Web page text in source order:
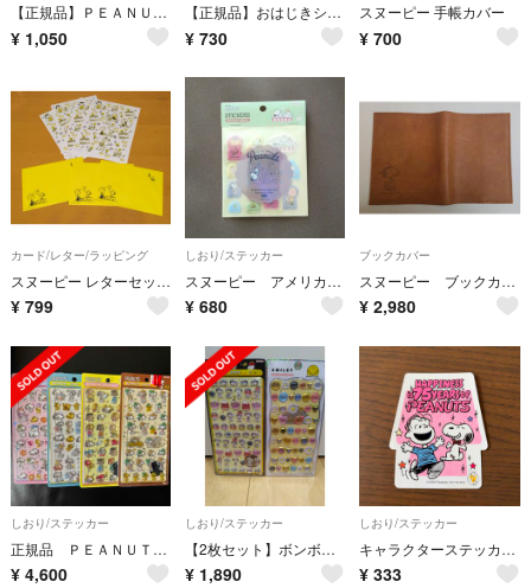
【正規品】ＰＥＡＮＵＴＳ ボンボンドロップシール ビーグル・スカウト
¥ 1,050
【正規品】おはじきシールフレーク スヌーピーブラザーズ
¥ 730
スヌーピー 手帳カバー
¥ 700
カード/レター/ラッピング
スヌーピー レターセット 封筒3枚と紙6枚 スヌーピー好きな方にどうぞ
¥ 799
しおり/ステッカー
スヌーピー アメリカンテイスト第１２弾 ミックスシールセット ポップコーン
¥ 680
ブックカバー
スヌーピー ブックカバー 文庫本サイズ
¥ 2,980
しおり/ステッカー
正規品 ＰＥＡＮＵＴＳ ボンボンドロップシール ４種類
¥ 4,600
しおり/ステッカー
【2枚セット】ボンボンドロップシールｍｉｎｉスヌーピー プチドロスマイリー
¥ 1,890
しおり/ステッカー
キャラクターステッカー スヌーピー ピーナッツ ７５周年
¥ 333